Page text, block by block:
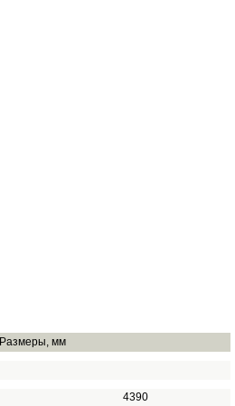
Размеры, мм
4390